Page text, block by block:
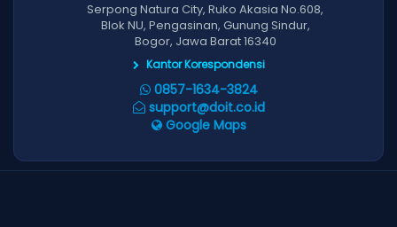
Serpong Natura City, Ruko Akasia No.608,
Blok NU, Pengasinan, Gunung Sindur,
Bogor, Jawa Barat 16340
Kantor Korespondensi
0857-1634-3824
support@doit.co.id
Google Maps